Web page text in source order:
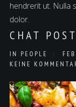
hendrerit ut. Nulla
dolor.
CHAT POST
IN PEOPLE
KEINE